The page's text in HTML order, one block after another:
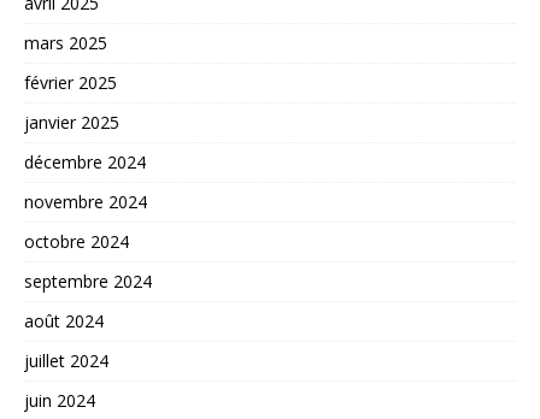
mars 2025
février 2025
janvier 2025
décembre 2024
novembre 2024
octobre 2024
septembre 2024
août 2024
juillet 2024
juin 2024